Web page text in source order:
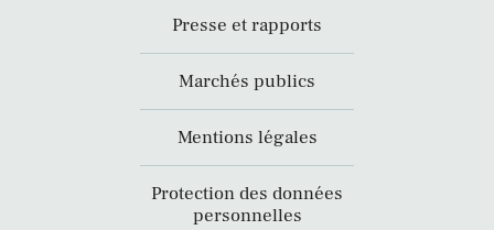
Presse et rapports
Marchés publics
Mentions légales
Protection des données
personnelles